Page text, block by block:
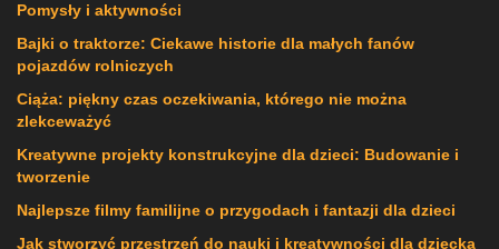
Pomysły i aktywności
Bajki o traktorze: Ciekawe historie dla małych fanów
pojazdów rolniczych
Ciąża: piękny czas oczekiwania, którego nie można
zlekceważyć
Kreatywne projekty konstrukcyjne dla dzieci: Budowanie i
tworzenie
Najlepsze filmy familijne o przygodach i fantazji dla dzieci
Jak stworzyć przestrzeń do nauki i kreatywności dla dziecka